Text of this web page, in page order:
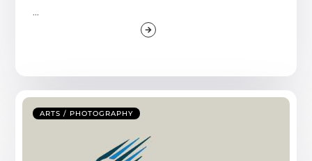
...
ARTS / PHOTOGRAPHY